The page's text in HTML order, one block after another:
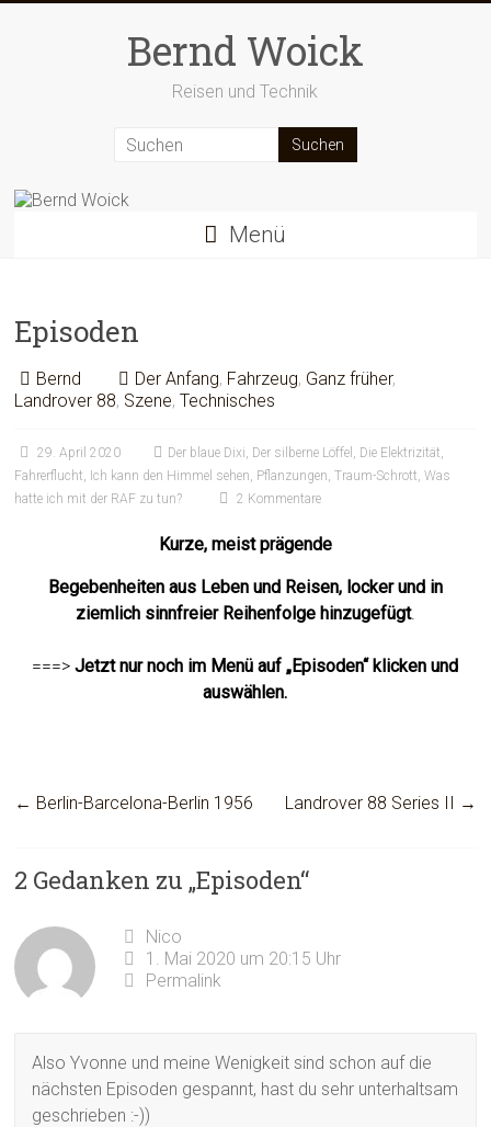
Bernd Woick
Reisen und Technik
Menü
Episoden
Bernd Der Anfang, Fahrzeug, Ganz früher,
Landrover 88, Szene,Technisches
29. April 2020 Der blaue Dixi, Der silberne Löffel , Die Elektrizität,
Fahrerflucht, Ich kann den Himmel sehen, Pflanzungen,Traum-Schrott,Was
hatte ich mit der RAF zu tun?
2 Kommentare
Kurze, meist prägende
Begebenheiten aus Leben und Reisen, locker und in
ziemlich sinnfreier Reihenfolge hinzugefügt.
===>Jetzt nur noch im Menü auf „Episoden“ klicken und
auswählen.
← Berlin-Barcelona-Berlin 1956 Landrover 88 Series II →
2 Gedanken zu „Episoden“
Nico
1. Mai 2020 um 20:15 Uhr
Permalink
Also Yvonne und meine Wenigkeit sind schon auf die
nächsten Episoden gespannt, hast du sehr unterhaltsam
geschrieben :-))